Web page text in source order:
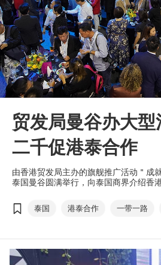
贸发局曼谷办大
二千促港泰合作
由香港贸发局主办的旗舰推广活动＂成
泰国曼谷圆满举行，向泰国商界介绍香
国际商贸枢纽的地位。
泰国 港泰合作 一带一路